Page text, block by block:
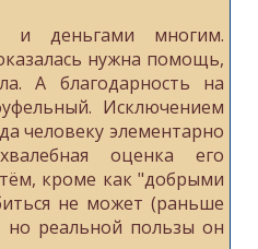
и деньгами многим.
нужна помощь,
А благодарность на
Исключением
человеку элементарно
оценка его
кроме как "добрыми
не может (раньше
реальной пользы он